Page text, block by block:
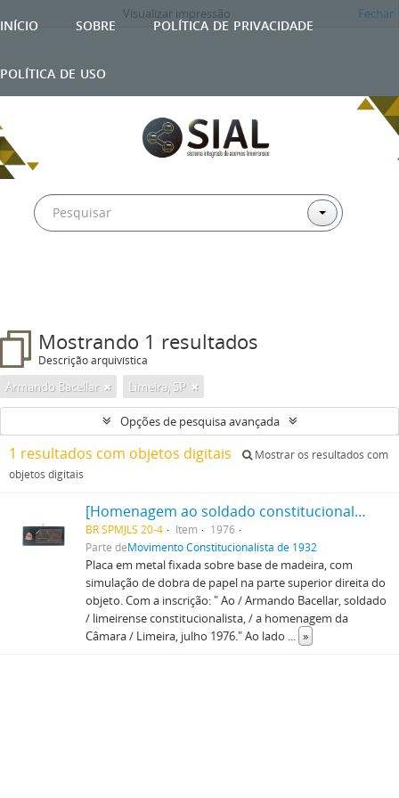
início sobre
política de privacidade
política de uso
Visualizar impressão Fechar
Mostrando 1 resultados
Descrição arquivística
Armando Bacellar Limeira, SP
Opções de pesquisa avançada
1 resultados com objetos digitais
Mostrar os resultados com
objetos digitais
[Homenagem ao soldado constitucionalista]
BR SPMJLS 20-4 Item
1976
Parte deMovimento Constitucionalista de 1932
Placa em metal fixada sobre base de madeira, com
simulação de dobra de papel na parte superior direita do
objeto. Com a inscrição: " Ao / Armando Bacellar, soldado
/ limeirense constitucionalista, / a homenagem da
Câmara / Limeira, julho 1976." Ao lado ... »